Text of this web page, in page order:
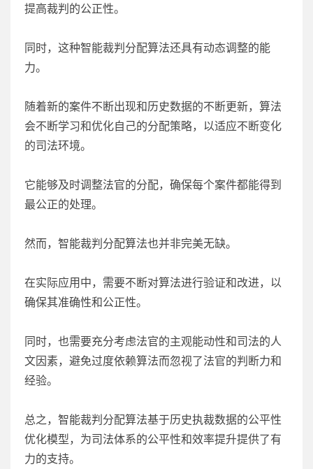
提高裁判的公正性。
同时，这种智能裁判分配算法还具有动态调整的能
力。
随着新的案件不断出现和历史数据的不断更新，算法
会不断学习和优化自己的分配策略，以适应不断变化
的司法环境。
它能够及时调整法官的分配，确保每个案件都能得到
最公正的处理。
然而，智能裁判分配算法也并非完美无缺。
在实际应用中，需要不断对算法进行验证和改进，以
确保其准确性和公正性。
同时，也需要充分考虑法官的主观能动性和司法的人
文因素，避免过度依赖算法而忽视了法官的判断力和
经验。
总之，智能裁判分配算法基于历史执裁数据的公平性
优化模型，为司法体系的公平性和效率提升提供了有
力的支持。